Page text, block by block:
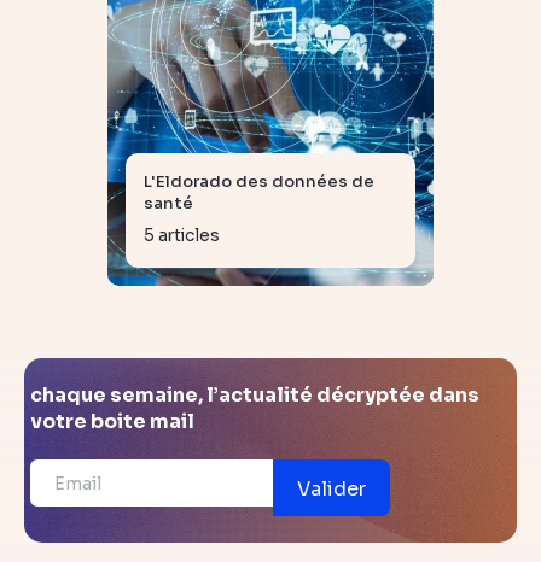
L'Eldorado des données de
santé
5 articles
chaque semaine, l’actualité décryptée dans
votre boite mail
Valider